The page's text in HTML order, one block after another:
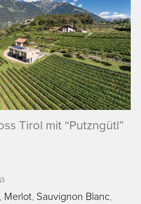
Tirol mit “Putzngütl”
, Merlot, Sauvignon Blanc,